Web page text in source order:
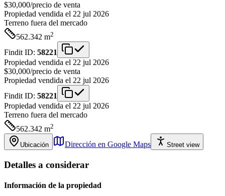
$30,000/precio de venta
Propiedad vendida el 22 jul 2026
Terreno fuera del mercado
562.342 m2
Findit ID: 58221
Propiedad vendida el 22 jul 2026
$30,000/precio de venta
Propiedad vendida el 22 jul 2026
Findit ID: 58221
Propiedad vendida el 22 jul 2026
Terreno fuera del mercado
562.342 m2
Ubicación Dirección en Google Maps Street view
Detalles a considerar
Información de la propiedad